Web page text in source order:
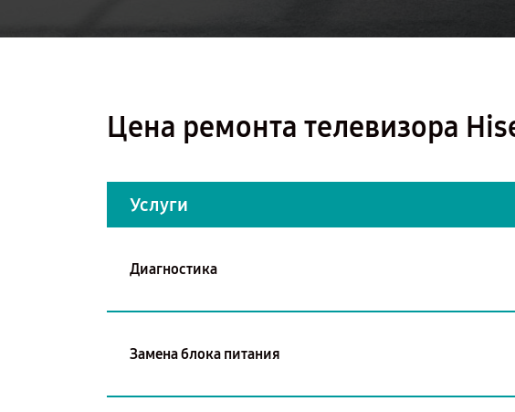
Цена ремонта телевизора
Услуги
Диагностика
Замена блока питания